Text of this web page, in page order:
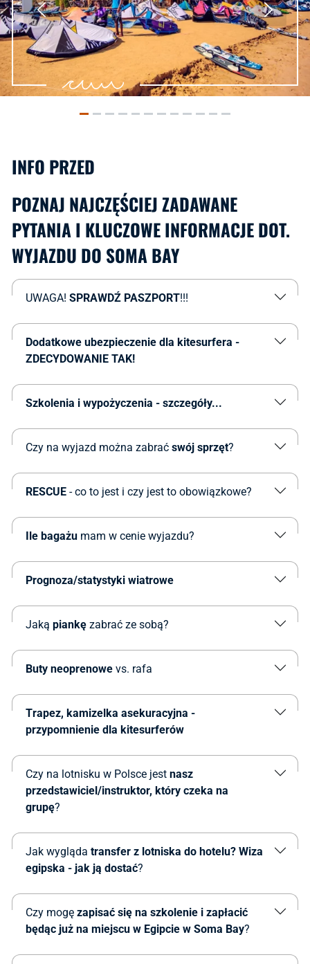
INFO PRZED
POZNAJ NAJCZĘŚCIEJ ZADAWANE
PYTANIA I KLUCZOWE INFORMACJE DOT.
WYJAZDU DO SOMA BAY
UWAGA! SPRAWDŹ PASZPORT!!!
Dodatkowe ubezpieczenie dla kitesurfera -
ZDECYDOWANIE TAK!
Szkolenia i wypożyczenia - szczegóły...
Czy na wyjazd można zabrać swój sprzęt?
RESCUE - co to jest i czy jest to obowiązkowe?
Ile bagażu mam w cenie wyjazdu?
Prognoza/statystyki wiatrowe
Jaką piankę zabrać ze sobą?
Buty neoprenowe vs. rafa
Trapez, kamizelka asekuracyjna -
przypomnienie dla kitesurferów
Czy na lotnisku w Polsce jest nasz
przedstawiciel/instruktor, który czeka na
grupę?
Jak wygląda transfer z lotniska do hotelu? Wiza
egipska - jak ją dostać?
Czy mogę zapisać się na szkolenie i zapłacić
będąc już na miejscu w Egipcie w Soma Bay?